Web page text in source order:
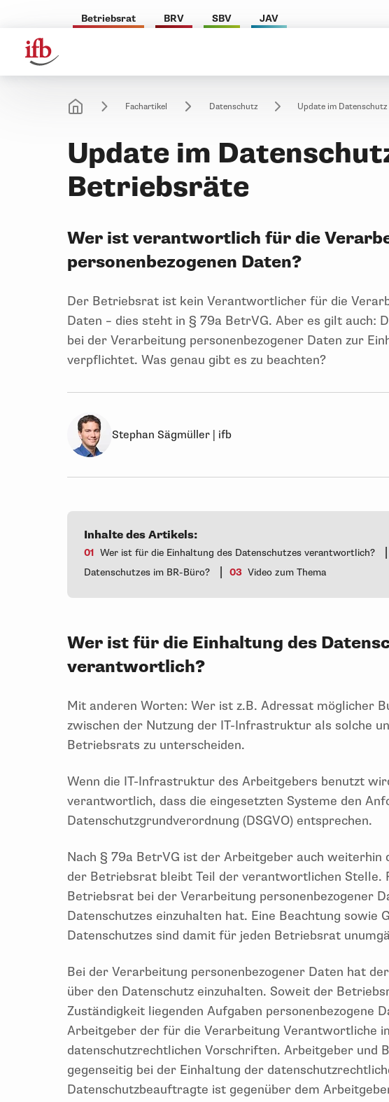
Betriebsrat BRV SBV JAV
Fachartikel Datenschutz Update im
Update im
Betriebsräte
Wer ist verantwortlich für die
personenbezogenen Daten?
Der Betriebsrat ist kein Verantwortlicher für die
Daten – dies steht in § 79a BetrVG. Aber es gilt auch:
bei der Verarbeitung personenbezogener Daten zur
verpflichtet. Was genau gibt es zu beachten?
Stephan Sägmüller | ifb
Inhalte des Artikels:
01 Wer ist für die Einhaltung des Datenschutzes verantwortlich? |
Datenschutzes im BR-Büro?
| 03 Video zum Thema
Wer ist für die Einhaltung des
verantwortlich?
Mit anderen Worten: Wer ist z.B. Adressat möglicher
zwischen der Nutzung der IT-Infrastruktur als solche
Betriebsrats zu unterscheiden.
Wenn die IT-Infrastruktur des Arbeitgebers benutzt
verantwortlich, dass die eingesetzten Systeme den
Datenschutzgrundverordnung (DSGVO) entsprechen.
Nach § 79a BetrVG ist der Arbeitgeber auch
der Betriebsrat bleibt Teil der verantwortlichen
Betriebsrat bei der Verarbeitung personenbezogener
Datenschutzes einzuhalten hat. Eine Beachtung sowie
Datenschutzes sind damit für jeden Betriebsrat
Bei der Verarbeitung personenbezogener Daten hat
über den Datenschutz einzuhalten. Soweit der
Zuständigkeit liegenden Aufgaben personenbezogene
Arbeitgeber der für die Verarbeitung Verantwortliche
datenschutzrechtlichen Vorschriften. Arbeitgeber und
gegenseitig bei der Einhaltung der
Datenschutzbeauftragte ist gegenüber dem